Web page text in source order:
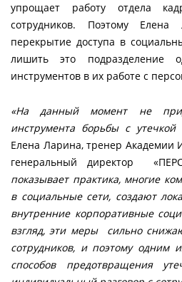
упрощает работу отдела
сотрудников. Поэтому
перекрытие доступа в
лишить это подразделение
инструментов в их работе с
«На данный момент не
инструмента борьбы с утечкой
Елена Ларина, тренер
генеральный директор
показывает практика, многие
в социальные сети, создают
внутренние корпоративные
взгляд, эти меры сильно
сотрудников, и поэтому одним
способов предотвращения